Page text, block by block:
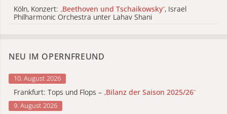
Köln, Konzert: „Beethoven und Tschaikowsky“, Israel
Philharmonic Orchestra unter Lahav Shani
NEU IM OPERNFREUND
10. August 2026
Frankfurt: Tops und Flops – „Bilanz der Saison 2025/26“
9. August 2026